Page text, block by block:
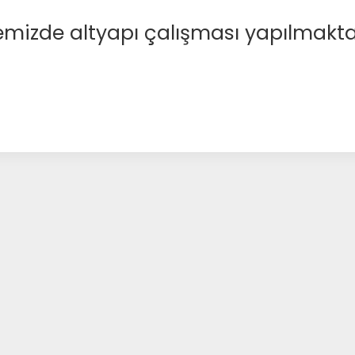
altyapı çalışması